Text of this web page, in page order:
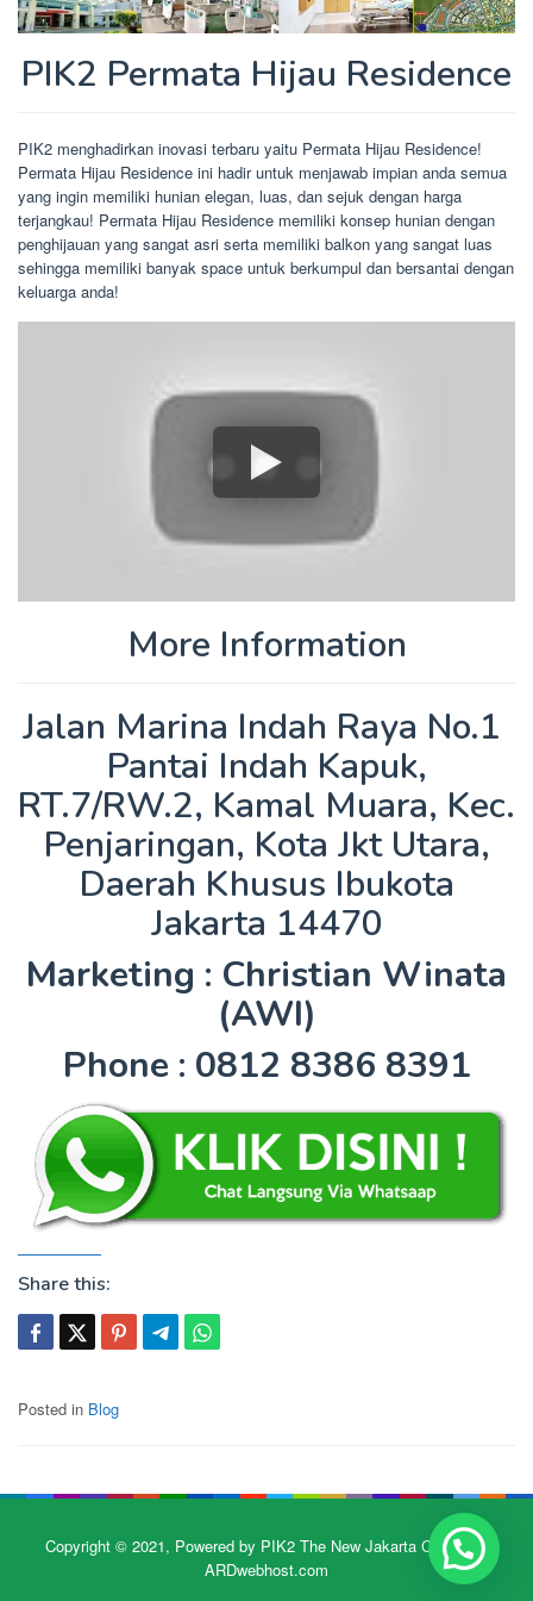
PIK2 Permata Hijau Residence
PIK2 menghadirkan inovasi terbaru yaitu Permata Hijau Residence!
Permata Hijau Residence ini hadir untuk menjawab impian anda semua
yang ingin memiliki hunian elegan, luas, dan sejuk dengan harga
terjangkau! Permata Hijau Residence memiliki konsep hunian dengan
penghijauan yang sangat asri serta memiliki balkon yang sangat luas
sehingga memiliki banyak space untuk berkumpul dan bersantai dengan
keluarga anda!
More Information
Jalan Marina Indah Raya No.1 ​
Pantai Indah Kapuk,
RT.7/RW.2, Kamal Muara, Kec.
Penjaringan, Kota Jkt Utara,
Daerah Khusus Ibukota
Jakarta 14470
Marketing : Christian Winata
(AWI)
Phone : 0812 8386 8391
Share this:
Posted in Blog
Copyright © 2021, Powered by PIK2 The New Jakarta City | Dev
ARDwebhost.com